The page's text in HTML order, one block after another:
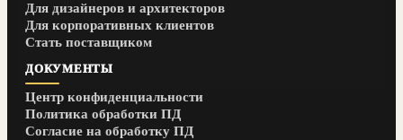
Для дизайнеров и архитекторов
Для корпоративных клиентов
Стать поставщиком
ДОКУМЕНТЫ
Центр конфиденциальности
Политика обработки ПД
Согласие на обработку ПД